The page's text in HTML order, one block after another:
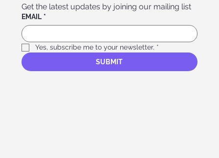
Get the latest updates by joining our mailing list
EMAIL *
Yes, subscribe me to your newsletter. *
SUBMIT